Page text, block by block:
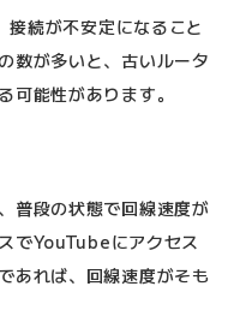
続が不安定になること
数が多いと、古いルータ
可能性があります。
普段の状態で回線速度が
でYouTubeにアクセス
あれば、回線速度がそも